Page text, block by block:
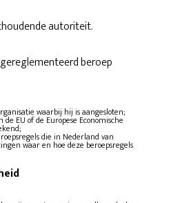
autoriteit.
beroep
waarbij hij is aangesloten;
EU of de Europese Economische
die in Nederland van
waar en hoe deze beroepsregels